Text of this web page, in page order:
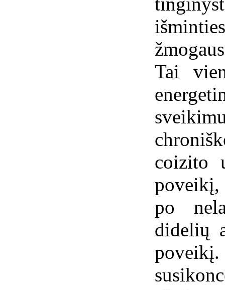
Tai
coizito
poveikį,
po
didelių
poveikį.